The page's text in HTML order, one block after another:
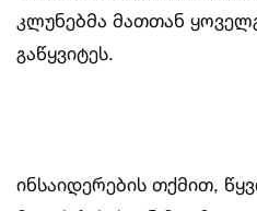
კლუნებმა მათთან
გაწყვიტეს.
ინსაიდერების თქმით,